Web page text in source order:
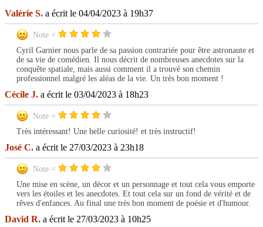
Valérie S. a écrit le 04/04/2023 à 19h37
Note =
Cyril Garnier nous parle de sa passion contrariée pour être astronaute et
de sa vie de comédien. Il nous décrit de nombreuses anecdotes sur la
conquête spatiale, mais aussi comment il a trouvé son chemin
professionnel malgré les aléas de la vie. Un très bon moment !
Cécile J. a écrit le 03/04/2023 à 18h23
Note =
Très intéressant! Une belle curiosité! et très instructif!
José C. a écrit le 27/03/2023 à 23h18
Note =
Une mise en scène, un décor et un personnage et tout cela vous emporte
vers les étoiles et les anecdotes. Et tout cela sur un fond de vérité et de
rêves d'enfances. Au final une très bon moment de poésie et d'humour.
David R. a écrit le 27/03/2023 à 10h25